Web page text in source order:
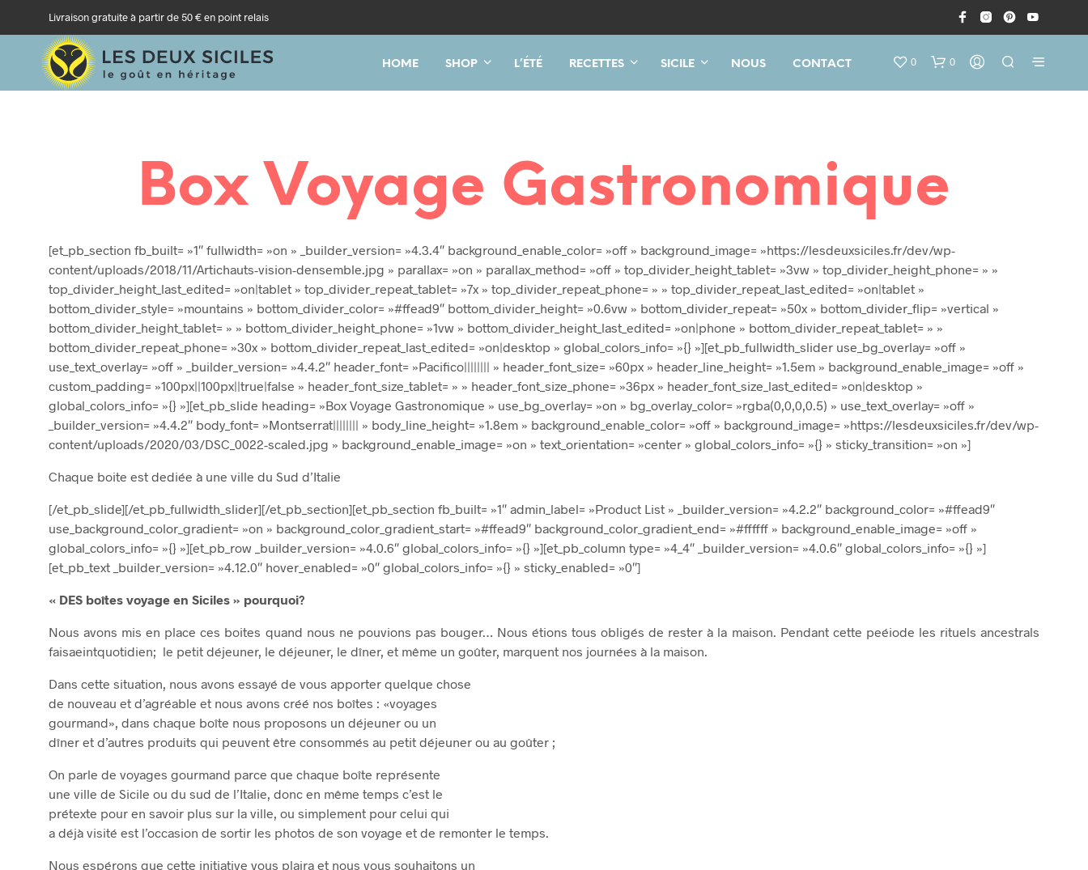
Livraison gratuite à partir de 50 € en point relais
HOME SHOP L’ÉTÉ RECETTES SICILE NOUS CONTACT 0 0
O
E
N
R
E
E
.
Box Voyage Gastronomique
[et_pb_section fb_built= »1″ fullwidth= »on » _builder_version= »4.3.4″ background_enable_color= »off » background_image= »https://lesdeuxsiciles.fr/dev/wp-
content/uploads/2018/11/Artichauts-vision-densemble.jpg » parallax= »on » parallax_method= »off » top_divider_height_tablet= »3vw » top_divider_height_phone= » »
top_divider_height_last_edited= »on|tablet » top_divider_repeat_tablet= »7x » top_divider_repeat_phone= » » top_divider_repeat_last_edited= »on|tablet »
bottom_divider_style= »mountains » bottom_divider_color= »#ffead9″ bottom_divider_height= »0.6vw » bottom_divider_repeat= »50x » bottom_divider_flip= »vertical »
bottom_divider_height_tablet= » » bottom_divider_height_phone= »1vw » bottom_divider_height_last_edited= »on|phone » bottom_divider_repeat_tablet= » »
bottom_divider_repeat_phone= »30x » bottom_divider_repeat_last_edited= »on|desktop » global_colors_info= »{} »][et_pb_fullwidth_slider use_bg_overlay= »off »
use_text_overlay= »off » _builder_version= »4.4.2″ header_font= »Pacifico|||||||| » header_font_size= »60px » header_line_height= »1.5em » background_enable_image= »off »
custom_padding= »100px||100px||true|false » header_font_size_tablet= » » header_font_size_phone= »36px » header_font_size_last_edited= »on|desktop »
global_colors_info= »{} »][et_pb_slide heading= »Box Voyage Gastronomique » use_bg_overlay= »on » bg_overlay_color= »rgba(0,0,0,0.5) » use_text_overlay= »off »
_builder_version= »4.4.2″ body_font= »Montserrat|||||||| » body_line_height= »1.8em » background_enable_color= »off » background_image= »https://lesdeuxsiciles.fr/dev/wp-
content/uploads/2020/03/DSC_0022-scaled.jpg » background_enable_image= »on » text_orientation= »center » global_colors_info= »{} » sticky_transition= »on »]
Chaque boite est dediée à une ville du Sud d’Italie
[/et_pb_slide][/et_pb_fullwidth_slider][/et_pb_section][et_pb_section fb_built= »1″ admin_label= »Product List » _builder_version= »4.2.2″ background_color= »#ffead9″
use_background_color_gradient= »on » background_color_gradient_start= »#ffead9″ background_color_gradient_end= »#ffffff » background_enable_image= »off »
global_colors_info= »{} »][et_pb_row _builder_version= »4.0.6″ global_colors_info= »{} »][et_pb_column type= »4_4″ _builder_version= »4.0.6″ global_colors_info= »{} »]
[et_pb_text _builder_version= »4.12.0″ hover_enabled= »0″ global_colors_info= »{} » sticky_enabled= »0″]
« DES boîtes voyage en Siciles » pourquoi?
Nous avons mis en place ces boites quand nous ne pouvions pas bouger… Nous étions tous obligés de rester à la maison. Pendant cette peéiode les rituels ancestrals
faisaeintquotidien; le petit déjeuner, le déjeuner, le dîner, et même un goûter, marquent nos journées à la maison.
Dans cette situation, nous avons essayé de vous apporter quelque chose
de nouveau et d’agréable et nous avons créé nos boîtes : «voyages
gourmand», dans chaque boîte nous proposons un déjeuner ou un
dîner et d’autres produits qui peuvent être consommés au petit déjeuner ou au goûter ;
On parle de voyages gourmand parce que chaque boîte représente
une ville de Sicile ou du sud de l’Italie, donc en même temps c’est le
prétexte pour en savoir plus sur la ville, ou simplement pour celui qui
a déjà visité est l’occasion de sortir les photos de son voyage et de remonter le temps.
Nous espérons que cette initiative vous plaira et nous vous souhaitons un